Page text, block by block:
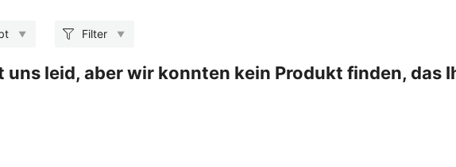
Filter
uns leid, aber wir konnten kein Produkt finden, das